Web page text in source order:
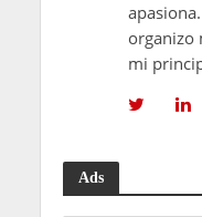
organizo
mi
Ads